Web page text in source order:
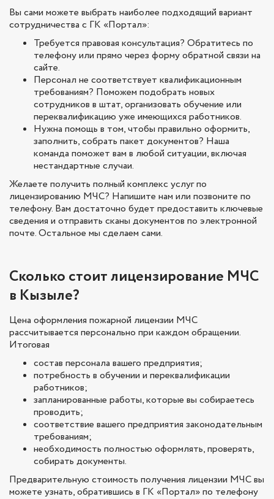
Вы сами можете выбрать наиболее подходящий вариант
сотрудничества с ГК «Портал»:
Требуется правовая консультация? Обратитесь по
телефону или прямо через форму обратной связи на
сайте.
Персонал не соответствует квалификационным
требованиям? Поможем подобрать новых
сотрудников в штат, организовать обучение или
переквалификацию уже имеющихся работников.
Нужна помощь в том, чтобы правильно оформить,
заполнить, собрать пакет документов? Наша
команда поможет вам в любой ситуации, включая
нестандартные случаи.
Желаете получить полный комплекс услуг по
лицензированию МЧС? Напишите нам или позвоните по
телефону. Вам достаточно будет предоставить ключевые
сведения и отправить сканы документов по электронной
почте. Остальное мы сделаем сами.
Сколько стоит лицензирование МЧС
в Кызыле?
Цена оформления пожарной лицензии МЧС
рассчитывается персонально при каждом обращении.
Итоговая
состав персонала вашего предприятия;
потребность в обучении и переквалификации
работников;
запланированные работы, которые вы собираетесь
проводить;
соответствие вашего предприятия законодательным
требованиям;
необходимость полностью оформлять, проверять,
собирать документы.
Предварительную стоимость получения лицензии МЧС вы
можете узнать, обратившись в ГК «Портал» по телефону